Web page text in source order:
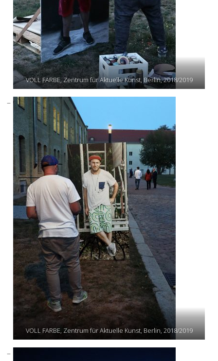
VOLL FARBE, Zentrum für Aktuelle Kunst, Berlin, 2018/2019
VOLL FARBE, Zentrum für Aktuelle Kunst, Berlin, 2018/2019